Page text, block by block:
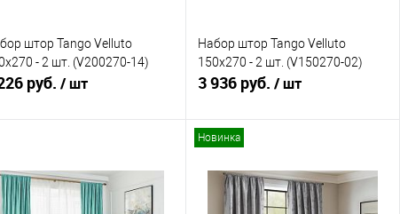
штор Tango Velluto
- 2 шт. (V200270-14)
руб. / шт
Купить в 1 клик
Сравнение
Набор штор Tango Velluto
150x270 - 2 шт. (V150270-02)
3 936 руб. / шт
Купить в 1 клик
Сравнение
Новинка